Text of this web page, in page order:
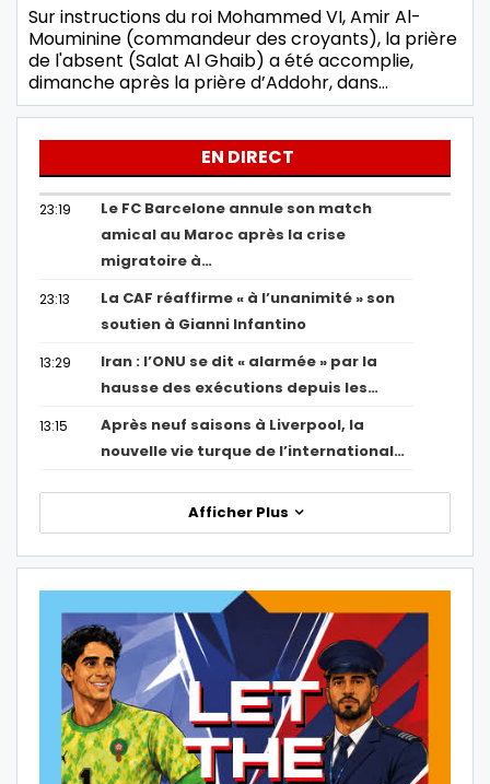
Sur instructions du roi Mohammed VI, Amir Al-
Mouminine (commandeur des croyants), la prière
de l'absent (Salat Al Ghaib) a été accomplie,
dimanche après la prière d’Addohr, dans…
EN DIRECT
23:19
Le FC Barcelone annule son match
amical au Maroc après la crise
migratoire à…
23:13
La CAF réaffirme « à l’unanimité » son
soutien à Gianni Infantino
13:29
Iran : l’ONU se dit « alarmée » par la
hausse des exécutions depuis les…
13:15
Après neuf saisons à Liverpool, la
nouvelle vie turque de l’international…
Afficher Plus